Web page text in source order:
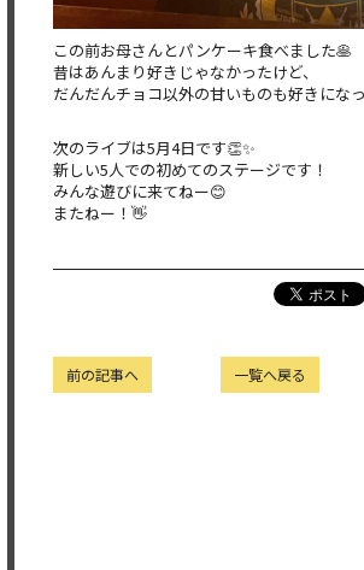
この前お母さんとパンケーキ食べました🥞
昔はあんまり好きじゃなかったけど、
だんだんチョコ以外の甘いものも好きにな
次のライブは5月4日です👏✨
新しい5人での初めてのステージです！
みんな遊びに来てねー😊
またねー！👋
一覧へ戻る
前の記事へ